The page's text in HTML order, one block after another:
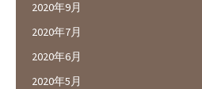
2020年9月
2020年7月
2020年6月
2020年5月